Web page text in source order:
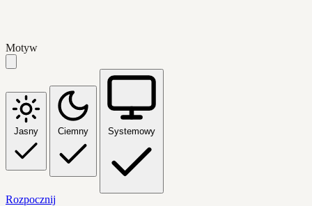
Motyw
Jasny Ciemny Systemowy
Rozpocznij